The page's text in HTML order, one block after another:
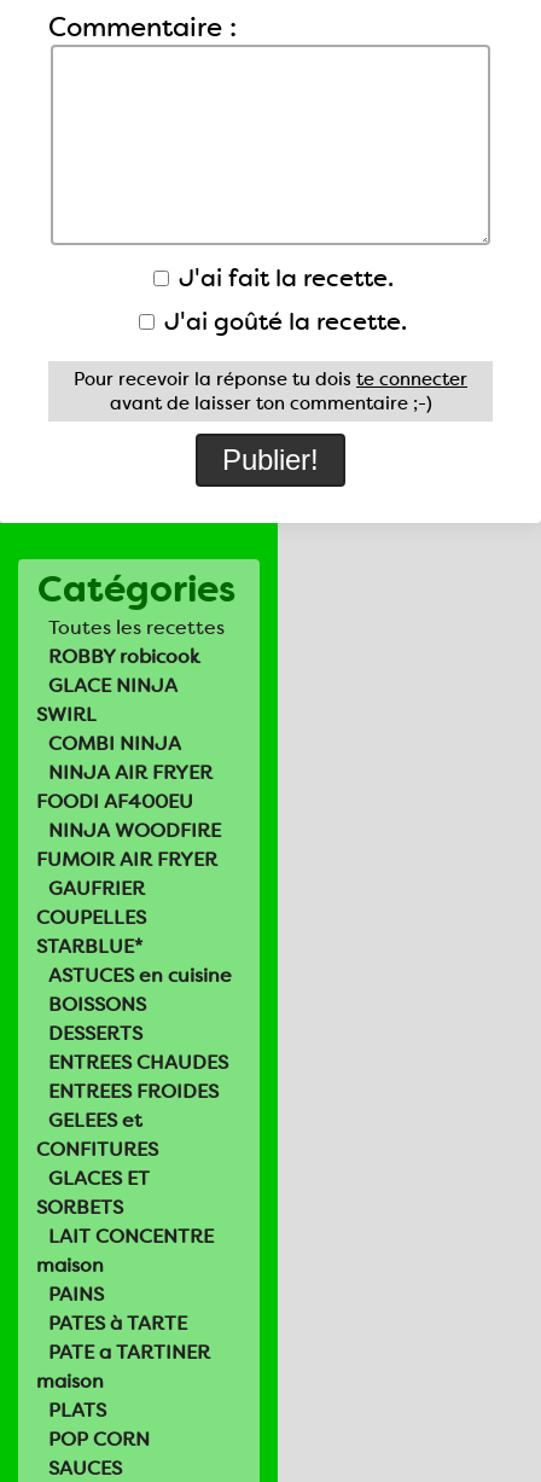
Catégories
Toutes les recettes
ROBBY robicook
GLACE NINJA
SWIRL
COMBI NINJA
NINJA AIR FRYER
FOODI AF400EU
NINJA WOODFIRE
FUMOIR AIR FRYER
GAUFRIER
COUPELLES
STARBLUE*
ASTUCES en cuisine
BOISSONS
DESSERTS
ENTREES CHAUDES
ENTREES FROIDES
GELEES et
CONFITURES
GLACES ET
SORBETS
LAIT CONCENTRE
maison
PAINS
PATES à TARTE
PATE a TARTINER
maison
PLATS
POP CORN
SAUCES
Commentaire :
J'ai fait la recette.
J'ai goûté la recette.
Pour recevoir la réponse tu dois te connecter
avant de laisser ton commentaire ;-)